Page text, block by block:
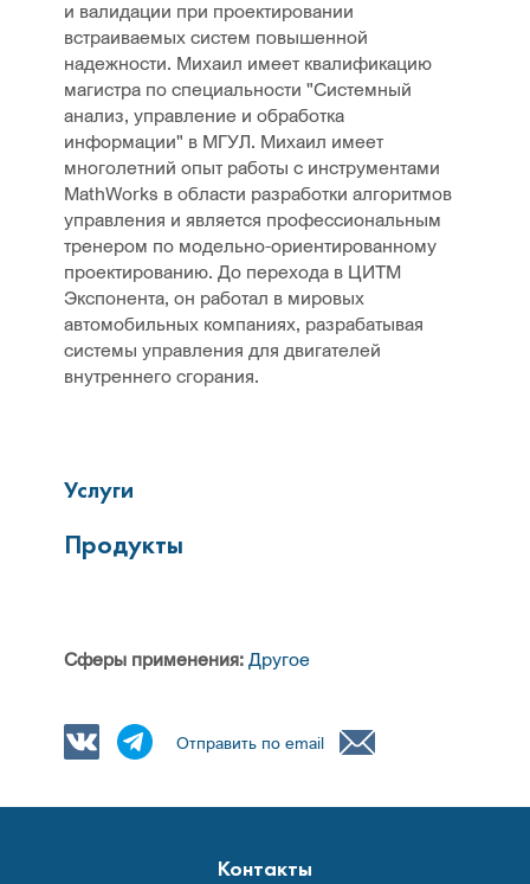
и валидации при проектировании
встраиваемых систем повышенной
надежности. Михаил имеет квалификацию
магистра по специальности "Системный
анализ, управление и обработка
информации" в МГУЛ. Михаил имеет
многолетний опыт работы с инструментами
MathWorks в области разработки алгоритмов
управления и является профессиональным
тренером по модельно-ориентированному
проектированию. До перехода в ЦИТМ
Экспонента, он работал в мировых
автомобильных компаниях, разрабатывая
системы управления для двигателей
внутреннего сгорания.
Услуги
Продукты
Сферы применения: Другое
Отправить по email
Контакты